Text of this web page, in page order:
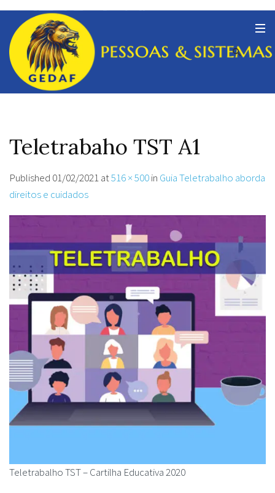
Teletrabaho TST A1
Published 01/02/2021at516 × 500in Guia Teletrabalho aborda
direitos e cuidados
Teletrabalho TST – Cartilha Educativa 2020